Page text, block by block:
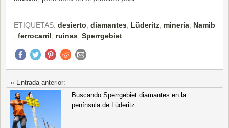
ETIQUETAS: desierto diamantes Lüderitz minería Namib
ferrocarril ruinas Sperrgebiet
« Entrada anterior:
Buscando Sperrgebiet diamantes en la
península de Lüderitz